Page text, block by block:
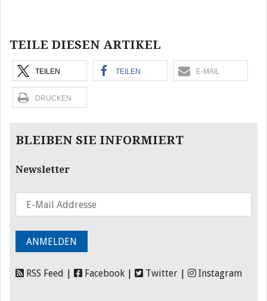
TEILE DIESEN ARTIKEL
TEILEN TEILEN E-MAIL
DRUCKEN
BLEIBEN SIE INFORMIERT
Newsletter
RSS Feed Facebook Twitter Instagram